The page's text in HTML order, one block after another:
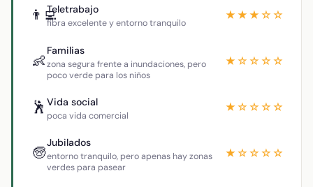
👨‍💻Teletrabajo
fibra excelente y entorno tranquilo
★★★☆☆
👶
Familias
zona segura frente a inundaciones, pero
poco verde para los niños
★☆☆☆☆
🕺 Vida social
poca vida comercial
★☆☆☆☆
🧓
Jubilados
entorno tranquilo, pero apenas hay zonas
verdes para pasear
★☆☆☆☆